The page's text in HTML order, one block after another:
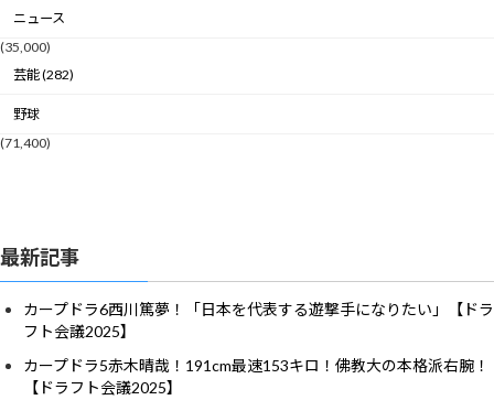
ニュース
(35,000)
芸能 (282)
野球
(71,400)
最新記事
カープドラ6西川篤夢！「日本を代表する遊撃手になりたい」【ドラ
フト会議2025】
カープドラ5赤木晴哉！191cm最速153キロ！佛教大の本格派右腕！
【ドラフト会議2025】